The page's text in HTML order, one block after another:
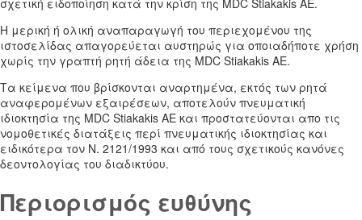
Η μερική ή ολική αναπαραγωγή του περιεχομένου της
ιστοσελίδας απαγορεύεται αυστηρώς για οποιαδήποτε χρήση
χωρίς την γραπτή ρητή άδεια της MDC Stiakakis AE.
Τα κείμενα που βρίσκονται αναρτημένα, εκτός των ρητά
αναφερομένων εξαιρέσεων, αποτελούν πνευματική
ιδιοκτησία της MDC Stiakakis AE και προστατεύονται απο τις
νομοθετικές διατάξεις περί πνευματικής ιδιοκτησίας και
ειδικότερα τον Ν. 2121/1993 και από τους σχετικούς κανόνες
δεοντολογίας του διαδικτύου.
Περιορισμός ευθύνης